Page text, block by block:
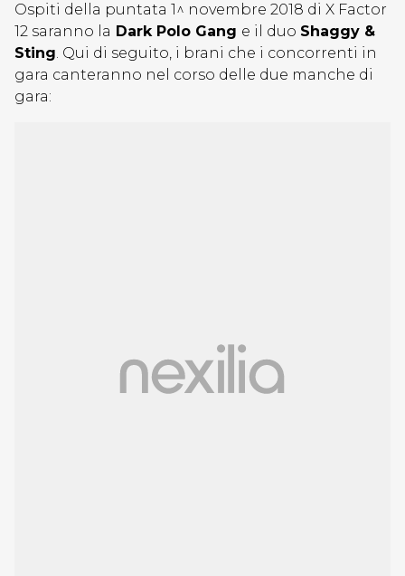
Ospiti della puntata 1^ novembre 2018 di X Factor
12 saranno la Dark Polo Gang e il duo Shaggy &
Sting. Qui di seguito, i brani che i concorrenti in
gara canteranno nel corso delle due manche di
gara: